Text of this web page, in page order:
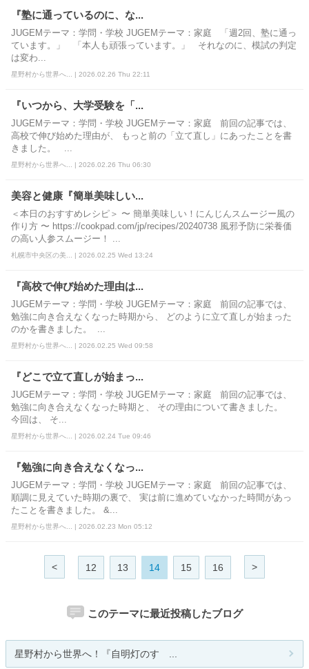
『塾に通っているのに、な...
JUGEMテーマ：学問・学校 JUGEMテーマ：家庭 「週2回、塾に通っ
ています。」 「本人も頑張っています。」 それなのに、模試の判定
は変わ...
星野村から世界へ... | 2026.02.26 Thu 22:11
『いつから、大学受験を「...
JUGEMテーマ：学問・学校 JUGEMテーマ：家庭 前回の記事では、
高校で伸び始めた理由が、 もっと前の「立て直し」にあったことを書
きました。 ...
星野村から世界へ... | 2026.02.26 Thu 06:30
美容と健康『簡単美味しい...
＜本日のおすすめレシピ＞ 〜 簡単美味しい！にんじんスムージー風の
作り方 〜 https://cookpad.com/jp/recipes/20240738 風邪予防に栄養価
の高い人参スムージー！ ...
札幌市中央区の美... | 2026.02.25 Wed 13:24
『高校で伸び始めた理由は...
JUGEMテーマ：学問・学校 JUGEMテーマ：家庭 前回の記事では、
勉強に向き合えなくなった時期から、 どのように立て直しが始まった
のかを書きました。 ...
星野村から世界へ... | 2026.02.25 Wed 09:58
『どこで立て直しが始まっ...
JUGEMテーマ：学問・学校 JUGEMテーマ：家庭 前回の記事では、
勉強に向き合えなくなった時期と、 その理由について書きました。
今回は、 そ...
星野村から世界へ... | 2026.02.24 Tue 09:46
『勉強に向き合えなくなっ...
JUGEMテーマ：学問・学校 JUGEMテーマ：家庭 前回の記事では、
順調に見えていた時期の裏で、 実は前に進めていなかった時間があっ
たことを書きました。 &...
星野村から世界へ... | 2026.02.23 Mon 05:12
< 12 13 14 15 16 >
このテーマに最近投稿したブログ
星野村から世界へ！『自明灯のすゝ...